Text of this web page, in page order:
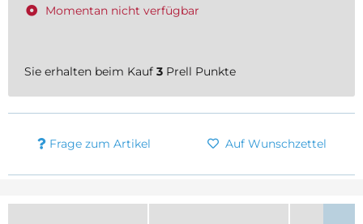
Momentan nicht verfügbar
Sie erhalten beim Kauf 3 Prell Punkte
Frage zum Artikel Auf Wunschzettel